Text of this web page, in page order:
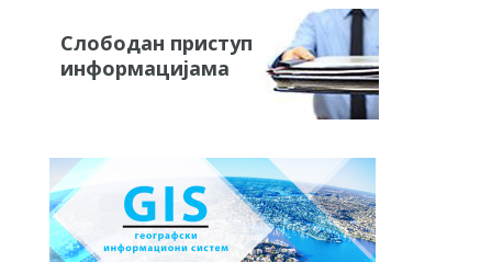
Слободан приступ
информацијама